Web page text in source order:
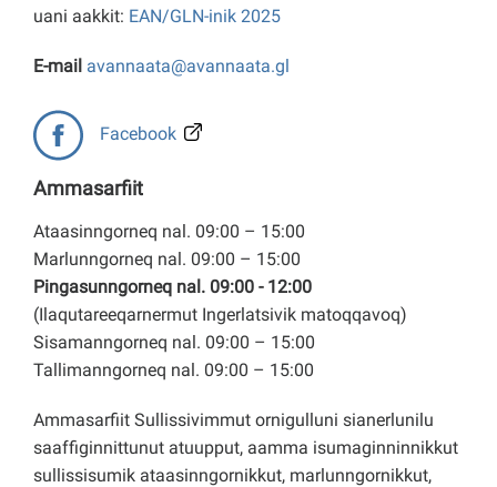
uani aakkit: EAN/GLN-inik 2025
E-mail avannaata@avannaata.gl
Facebook
Ammasarfiit
Ataasinngorneq nal. 09:00 – 15:00
Marlunngorneq nal. 09:00 – 15:00
Pingasunngorneq nal. 09:00 - 12:00
(Ilaqutareeqarnermut Ingerlatsivik matoqqavoq)
Sisamanngorneq nal. 09:00 – 15:00
Tallimanngorneq nal. 09:00 – 15:00
Ammasarfiit Sullissivimmut ornigulluni sianerlunilu
saaffiginnittunut atuupput, aamma isumaginninnikkut
sullissisumik ataasinngornikkut, marlunngornikkut,